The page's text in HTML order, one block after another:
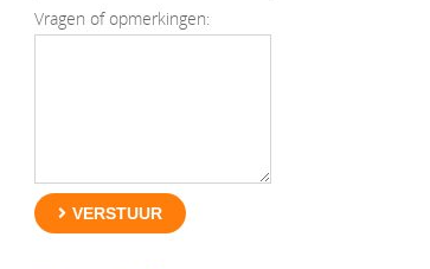
Vragen of opmerkingen:
VERSTUUR